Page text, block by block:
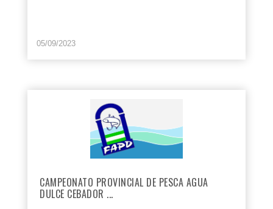
05/09/2023
CAMPEONATO PROVINCIAL DE PESCA AGUA
DULCE CEBADOR ...